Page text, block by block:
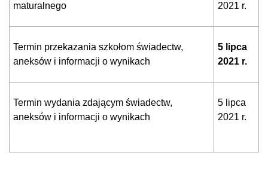
maturalnego
2021 r.
Termin przekazania szkołom świadectw,
aneksów i informacji o wynikach
5 lipca
2021 r.
Termin wydania zdającym świadectw,
aneksów i informacji o wynikach
5 lipca
2021 r.